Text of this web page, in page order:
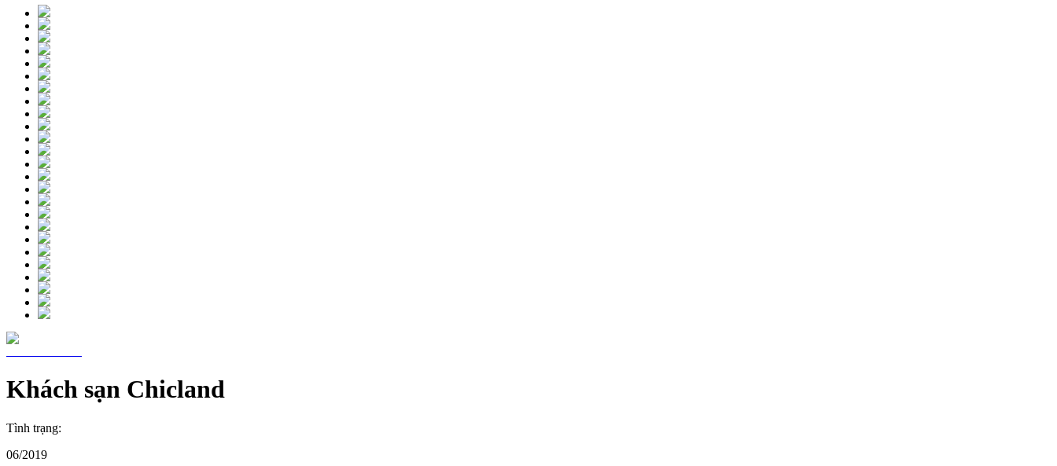
Khách sạn Chicland
Tình trạng:
06/2019